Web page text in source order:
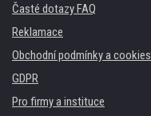
Časté dotazy FAQ
Reklamace
Obchodní podmínky a cookies
GDPR
Pro firmy a instituce